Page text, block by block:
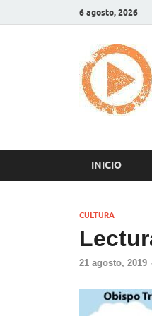
6 agosto, 2026
INICIO
CULTURA
21 agosto, 2019